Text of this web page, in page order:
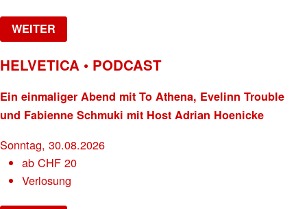
WEITER
HELVETICA • PODCAST
Ein einmaliger Abend mit To Athena, Evelinn Trouble
und Fabienne Schmuki mit Host Adrian Hoenicke
Sonntag, 30.08.2026
abCHF 20
Verlosung